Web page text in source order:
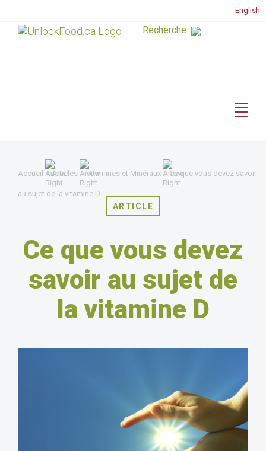
English
Accueil Articles Vitamines et Minéraux Ce que vous devez savoir
au sujet de la vitamine D
ARTICLE
Ce que vous devez
savoir au sujet de
la vitamine D